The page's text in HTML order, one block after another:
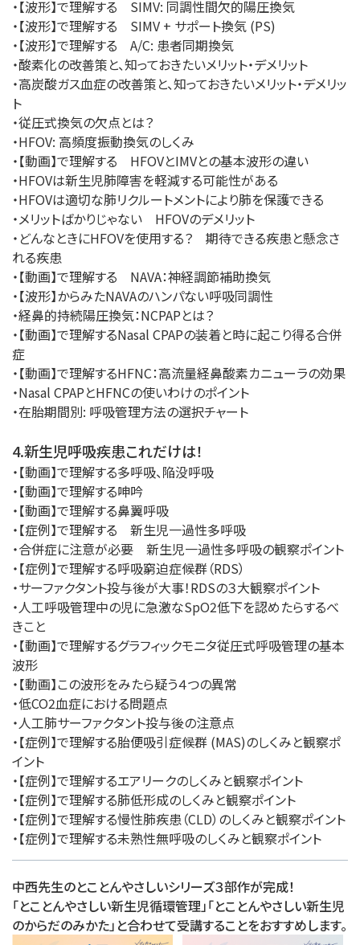
・【波形】で理解する SIMV: 同調性間欠的陽圧換気
・【波形】で理解する SIMV + サポート換気 (PS)
・【波形】で理解する A/C: 患者同期換気
・酸素化の改善策と、知っておきたいメリット・デメリット
・高炭酸ガス血症の改善策と、知っておきたいメリット・デメリッ
ト
・従圧式換気の欠点とは？
・HFOV: 高頻度振動換気のしくみ
・【動画】で理解する HFOVとIMVとの基本波形の違い
・HFOVは新生児肺障害を軽減する可能性がある
・HFOVは適切な肺リクルートメントにより肺を保護できる
・メリットばかりじゃない HFOVのデメリット
・どんなときにHFOVを使用する？ 期待できる疾患と懸念さ
れる疾患
・【動画】で理解する NAVA：神経調節補助換気
・【波形】からみたNAVAのハンパない呼吸同調性
・経鼻的持続陽圧換気：NCPAPとは？
・【動画】で理解するNasal CPAPの装着と時に起こり得る合併
症
・【動画】で理解するHFNC：高流量経鼻酸素カニューラの効果
・Nasal CPAPとHFNCの使いわけのポイント
・在胎期間別: 呼吸管理方法の選択チャート
4.新生児呼吸疾患これだけは！
・【動画】で理解する多呼吸、陥没呼吸
・【動画】で理解する呻吟
・【動画】で理解する鼻翼呼吸
・【症例】で理解する 新生児一過性多呼吸
・合併症に注意が必要 新生児一過性多呼吸の観察ポイント
・【症例】で理解する呼吸窮迫症候群（RDS）
・サーファクタント投与後が大事！RDSの３大観察ポイント
・人工呼吸管理中の児に急激なSpO2低下を認めたらするべ
きこと
・【動画】で理解するグラフィックモニタ従圧式呼吸管理の基本
波形
・【動画】この波形をみたら疑う４つの異常
・低CO2血症における問題点
・人工肺サーファクタント投与後の注意点
・【症例】で理解する胎便吸引症候群 (MAS)のしくみと観察ポ
イント
・【症例】で理解するエアリークのしくみと観察ポイント
・【症例】で理解する肺低形成のしくみと観察ポイント
・【症例】で理解する慢性肺疾患（CLD）のしくみと観察ポイント
・【症例】で理解する未熟性無呼吸のしくみと観察ポイント
中西先生のとことんやさしいシリーズ３部作が完成！
「とことんやさしい新生児循環管理」「とことんやさしい新生児
のからだのみかた」と合わせて受講することをおすすめします。